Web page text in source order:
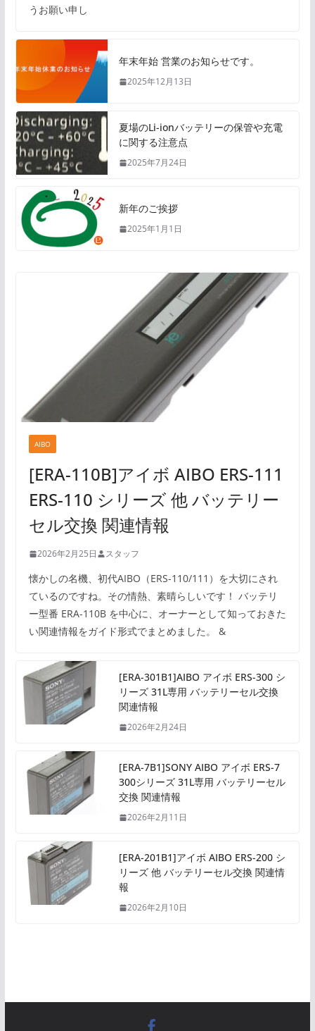
うお願い申し
年末年始 営業のお知らせです。
2025年12月13日
夏場のLi-ionバッテリーの保管や充電
に関する注意点
2025年7月24日
新年のご挨拶
2025年1月1日
AIBO
[ERA-110B]アイボ AIBO ERS-111
ERS-110 シリーズ 他 バッテリー
セル交換 関連情報
2026年2月25日 スタッフ
懐かしの名機、初代AIBO（ERS-110/111）を大切にされ
ているのですね。その情熱、素晴らしいです！ バッテリ
ー型番 ERA-110B を中心に、オーナーとして知っておきた
い関連情報をガイド形式でまとめました。 &
[ERA-301B1]AIBO アイボ ERS-300 シ
リーズ 31L専用 バッテリーセル交換
関連情報
2026年2月24日
[ERA-7B1]SONY AIBO アイボ ERS-7
300シリーズ 31L専用 バッテリーセル
交換 関連情報
2026年2月11日
[ERA-201B1]アイボ AIBO ERS-200 シ
リーズ 他 バッテリーセル交換 関連情
報
2026年2月10日